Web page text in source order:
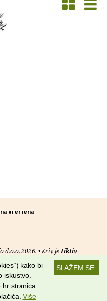
vremena
d.o.o. 2026. • Kriv jeFiktiv
korištenja RSS kanali
na:
SLAŽEM SE
kako bi
iskustvo.
stranica
Više